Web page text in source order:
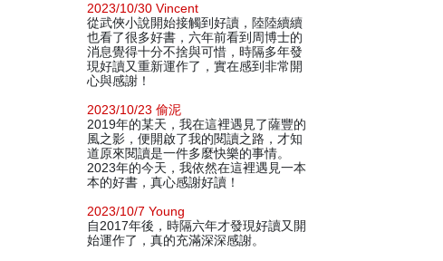
2023/10/30 Vincent
從武俠小說開始接觸到好讀，陸陸續續
也看了很多好書，六年前看到周博士的
消息覺得十分不捨與可惜，時隔多年發
現好讀又重新運作了，實在感到非常開
心與感謝！
2023/10/23 偷泥
2019年的某天，我在這裡遇見了薩豐的
風之影，便開啟了我的閱讀之路，才知
道原來閱讀是一件多麼快樂的事情。
2023年的今天，我依然在這裡遇見一本
本的好書，真心感謝好讀！
2023/10/7 Young
自2017年後，時隔六年才發現好讀又開
始運作了，真的充滿深深感謝。